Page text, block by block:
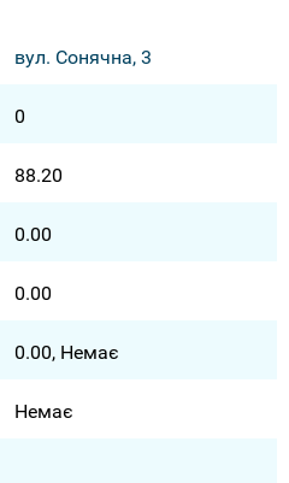
вул. Сонячна, 3
0
88.20
0.00
0.00
0.00, Немає
Немає